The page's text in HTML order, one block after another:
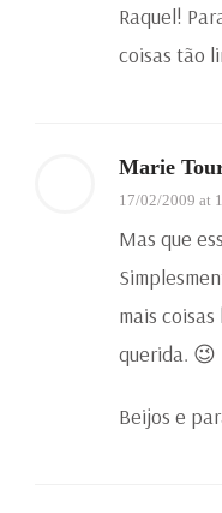
Raquel!
coisas tão
Marie
17/02/2009 at
Mas que
mais
querida. 😉
Beijos e